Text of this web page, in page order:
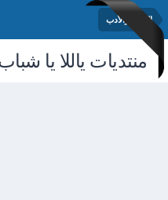
الشعر والأدب
منتديات ياللا يا شباب